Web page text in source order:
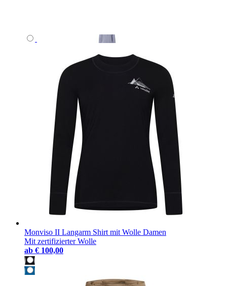
Monviso II Langarm Shirt mit Wolle Damen
Mit zertifizierter Wolle
ab € 100,00